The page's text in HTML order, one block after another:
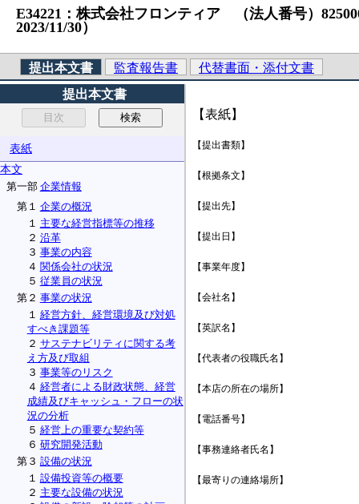
E34221：株式会社フロンティア （法人番号）
2023/11/30）
提出本文書 監査報告書
代替書面・添付文書
提出本文書